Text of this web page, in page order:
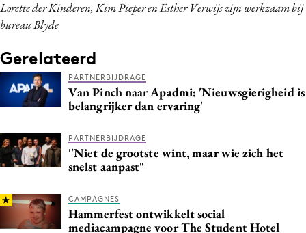
Lorette der Kinderen, Kim Pieper en Esther Verwijs zijn werkzaam bij
bureau Blyde
Gerelateerd
PARTNERBIJDRAGE
Van Pinch naar Apadmi: 'Nieuwsgierigheid is
belangrijker dan ervaring'
PARTNERBIJDRAGE
''Niet de grootste wint, maar wie zich het
snelst aanpast"
CAMPAGNES
Hammerfest ontwikkelt social
mediacampagne voor The Student Hotel